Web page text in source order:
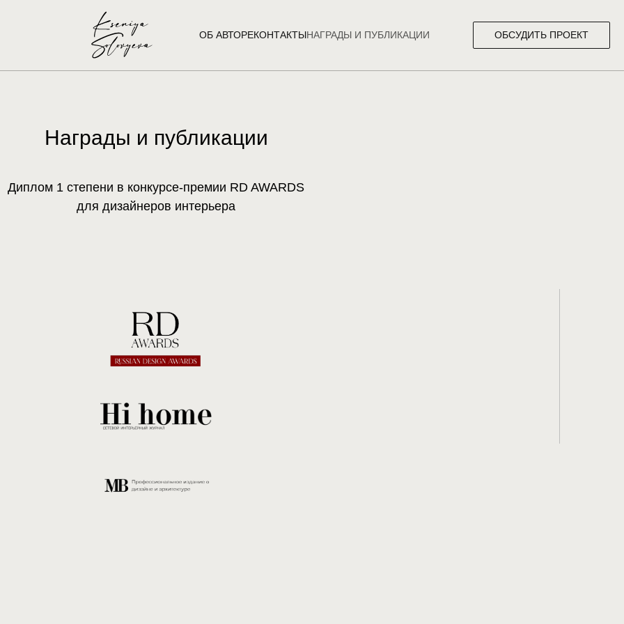
ОБ АВТОРЕКОНТАКТЫНАГРАДЫ И ПУБЛИКАЦИИ ОБСУДИТЬ ПРОЕКТ
Награды и публикации
Диплом 1 степени в конкурсе-премии RD AWARDS
для дизайнеров интерьера